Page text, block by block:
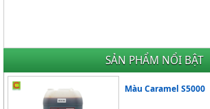
SẢN PHẨM NỔI BẬT
Màu Caramel S5000